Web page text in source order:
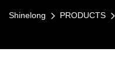
Shinelong PRODUCTS